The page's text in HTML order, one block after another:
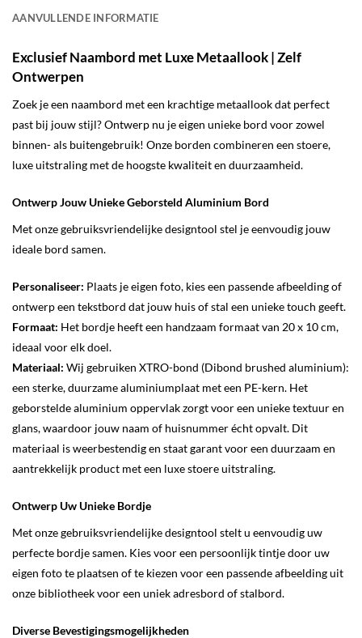
AANVULLENDE INFORMATIE
Exclusief Naambord met Luxe Metaallook | Zelf
Ontwerpen
Zoek je een naambord met een krachtige metaallook dat perfect
past bij jouw stijl? Ontwerp nu je eigen unieke bord voor zowel
binnen- als buitengebruik! Onze borden combineren een stoere,
luxe uitstraling met de hoogste kwaliteit en duurzaamheid.
Ontwerp Jouw Unieke Geborsteld Aluminium Bord
Met onze gebruiksvriendelijke designtool stel je eenvoudig jouw
ideale bord samen.
Personaliseer: Plaats je eigen foto, kies een passende afbeelding of
ontwerp een tekstbord dat jouw huis of stal een unieke touch geeft.
Formaat: Het bordje heeft een handzaam formaat van 20 x 10 cm,
ideaal voor elk doel.
Materiaal: Wij gebruiken XTRO-bond (Dibond brushed aluminium):
een sterke, duurzame aluminiumplaat met een PE-kern. Het
geborstelde aluminium oppervlak zorgt voor een unieke textuur en
glans, waardoor jouw naam of huisnummer écht opvalt. Dit
materiaal is weerbestendig en staat garant voor een duurzaam en
aantrekkelijk product met een luxe stoere uitstraling.
Ontwerp Uw Unieke Bordje
Met onze gebruiksvriendelijke designtool stelt u eenvoudig uw
perfecte bordje samen. Kies voor een persoonlijk tintje door uw
eigen foto te plaatsen of te kiezen voor een passende afbeelding uit
onze bibliotheek voor een uniek adresbord of stalbord.
Diverse Bevestigingsmogelijkheden